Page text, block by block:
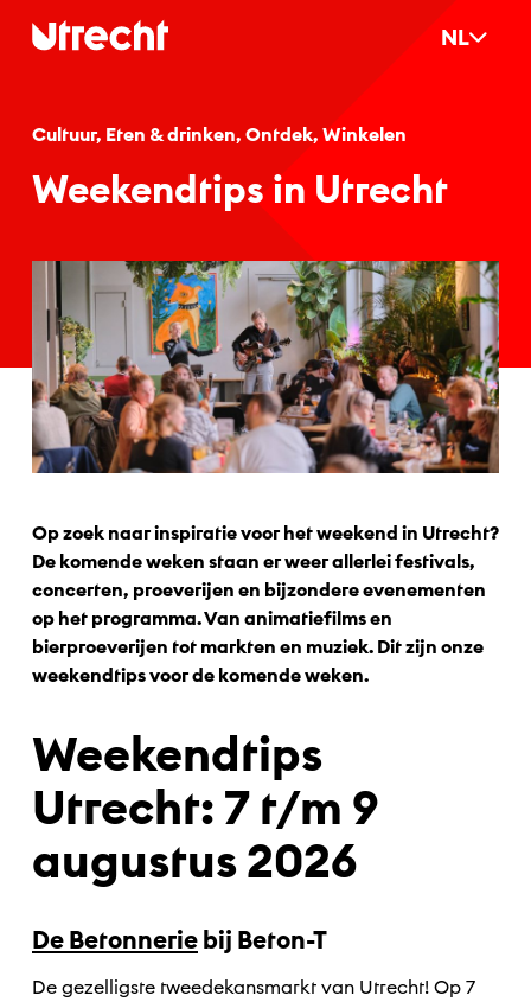
NL
Cultuur, Eten & drinken, Ontdek, Winkelen
Wee­kendtips in Ut­recht
Op zoek naar inspiratie voor het weekend in Utrecht?
De komende weken staan er weer allerlei festivals,
concerten, proeverijen en bijzondere evenementen
op het programma. Van animatiefilms en
bierproeverijen tot markten en muziek. Dit zijn onze
weekendtips voor de komende weken.
Weekendtips
Utrecht: 7 t/m 9
augustus 2026
De Betonneriebij Beton-T
De gezelligste tweedekansmarkt van Utrecht! Op 7